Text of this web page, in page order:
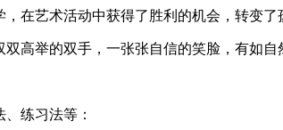
在艺术活动中获得了胜利的机会，转变了
高举的双手，一张张自信的笑脸，有如自
练习法等：